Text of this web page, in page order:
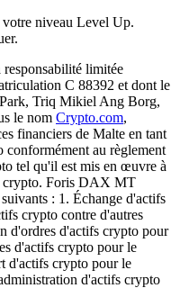
niveau Level Up.
limitée
C 88392 et dont le
Triq Mikiel Ang Borg,
le nom Crypto.com,
financiers de Malte en tant
conformément au règlement
tel qu'il est mis en œuvre à
crypto. Foris DAX MT
: 1. Échange d'actifs
crypto contre d'autres
d'ordres d'actifs crypto pour
d'actifs crypto pour le
d'actifs crypto pour le
d'actifs crypto